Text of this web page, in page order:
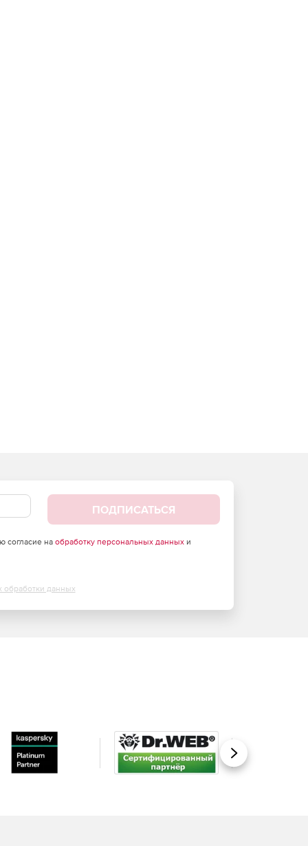
ПОДПИСАТЬСЯ
согласие на обработку персональных данныхи
обработки данных
Вперед